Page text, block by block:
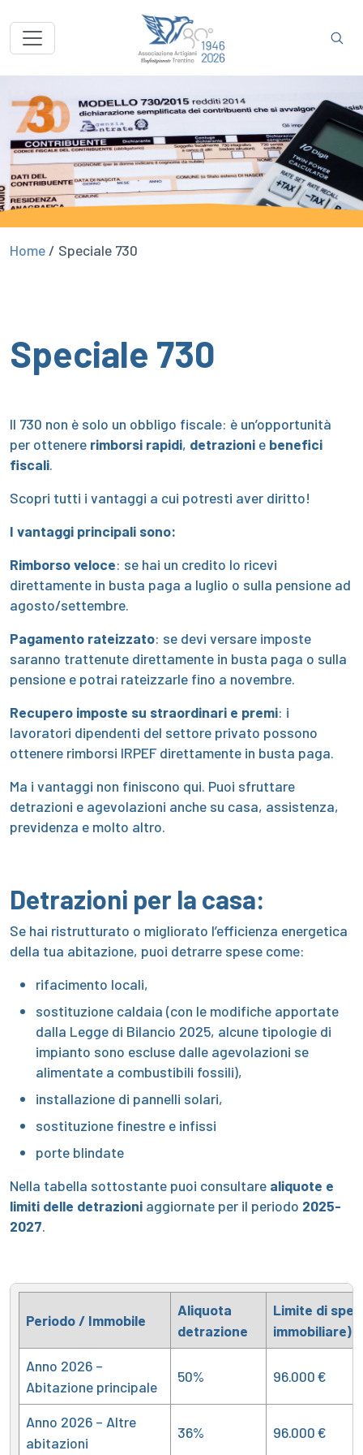
Home / Speciale 730
Speciale 730
Il 730 non è solo un obbligo fiscale: è un’opportunità
per ottenere rimborsi rapidi, detrazioni e benefici
fiscali.
Scopri tutti i vantaggi a cui potresti aver diritto!
I vantaggi principali sono:
Rimborso veloce: se hai un credito lo ricevi
direttamente in busta paga a luglio o sulla pensione ad
agosto/settembre.
Pagamento rateizzato: se devi versare imposte
saranno trattenute direttamente in busta paga o sulla
pensione e potrai rateizzarle fino a novembre.
Recupero imposte su straordinari e premi: i
lavoratori dipendenti del settore privato possono
ottenere rimborsi IRPEF direttamente in busta paga.
Ma i vantaggi non finiscono qui. Puoi sfruttare
detrazioni e agevolazioni anche su casa, assistenza,
previdenza e molto altro.
Detrazioni per la casa:
Se hai ristrutturato o migliorato l’efficienza energetica
della tua abitazione, puoi detrarre spese come:
rifacimento locali,
sostituzione caldaia (con le modifiche apportate
dalla Legge di Bilancio 2025, alcune tipologie di
impianto sono escluse dalle agevolazioni se
alimentate a combustibili fossili),
installazione di pannelli solari,
sostituzione finestre e infissi
porte blindate
Nella tabella sottostante puoi consultare aliquote e
limiti delle detrazioni aggiornate per il periodo 2025-
2027.
Periodo / Immobile
Aliquota
detrazione
Limite di
immobiliare)
Anno 2026 –
Abitazione principale
50% 96.000 €
Anno 2026 – Altre
abitazioni
36% 96.000 €